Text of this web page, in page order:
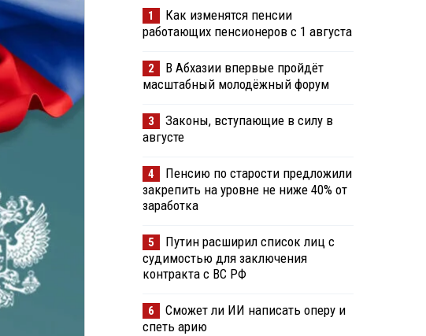
1
Как изменятся пенсии
работающих пенсионеров с 1 августа
2
В Абхазии впервые пройдёт
масштабный молодёжный форум
3
Законы, вступающие в силу в
августе
4
Пенсию по старости предложили
закрепить на уровне не ниже 40% от
заработка
5
Путин расширил список лиц с
судимостью для заключения
контракта с ВС РФ
6
Сможет ли ИИ написать оперу и
спеть арию